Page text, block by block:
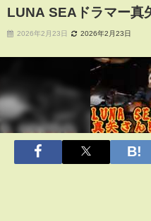
LUNA SEAドラマー真
2026年2月23日 2026年2月23日